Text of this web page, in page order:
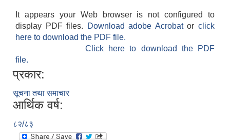
It appears your Web browser is not configured to
display PDF files.
Download adobe Acrobatorclick
here to download the PDF file.
Click here to download the PDF
file.
प्रकार:
सूचना तथा समाचार
आर्थिक वर्ष:
८२/८३